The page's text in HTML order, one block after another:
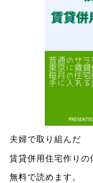
夫婦で取り組んだ
賃貸併用住宅作りの
無料で読めます。